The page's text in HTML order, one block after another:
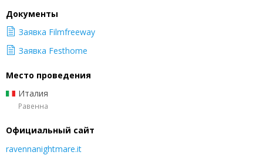
Документы
Заявка Filmfreeway
Заявка Festhome
Место проведения
Италия
Равенна
Официальный сайт
ravennanightmare.it